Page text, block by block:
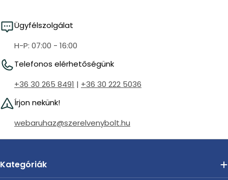
:
Ügyfélszolgálat
H-P: 07:00 - 16:00
Telefonos elérhetőségünk
+36 30 265 8491 | +36 30 222 5036
Írjon nekünk!
webaruhaz@szerelvenybolt.hu
Kategóriák